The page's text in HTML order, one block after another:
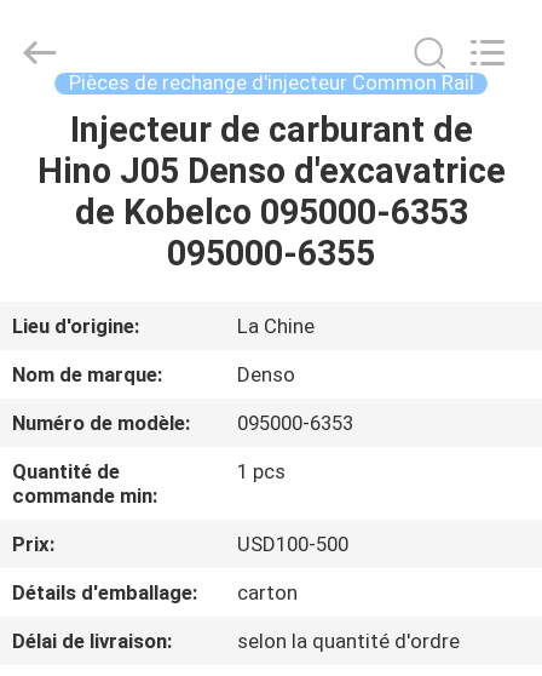
LA
MAISON
À
PROPOS
NOUS
DE
L'USINE
OTTO
AUTO
Pièces de rechange d'injecteur Common Rail
Injecteur de carburant de
Hino J05 Denso d'excavatrice
de Kobelco 095000-6353
095000-6355
Lieu d'origine:
La Chine
Nom de marque:
Denso
Numéro de modèle:
095000-6353
Quantité de
commande min:
1 pcs
Prix:
USD100-500
Détails d'emballage:
carton
Délai de livraison:
selon la quantité d'ordre